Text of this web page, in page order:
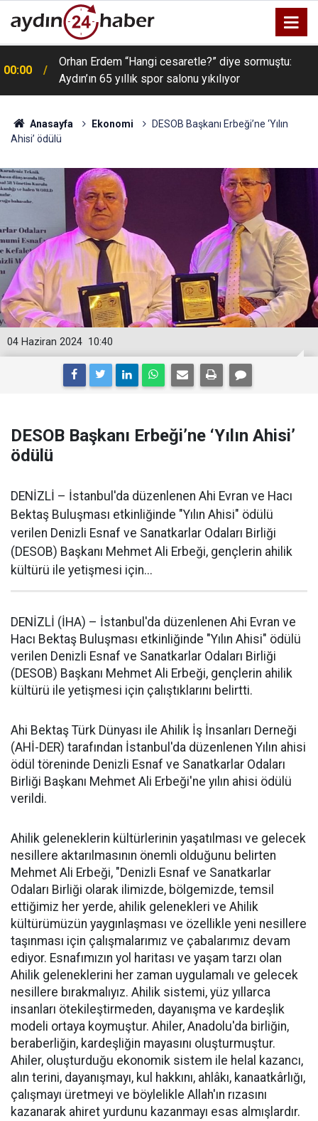
00:00
Orhan Erdem “Hangi cesaretle?” diye sormuştu:
Aydın’ın 65 yıllık spor salonu yıkılıyor
Anasayfa Ekonomi
DESOB Başkanı Erbeği’ne ‘Yılın
Ahisi’ ödülü
10:40
04 Haziran 2024
DESOB Başkanı Erbeği’ne ‘Yılın Ahisi’
ödülü
DENİZLİ – İstanbul'da düzenlenen Ahi Evran ve Hacı
Bektaş Buluşması etkinliğinde "Yılın Ahisi" ödülü
verilen Denizli Esnaf ve Sanatkarlar Odaları Birliği
(DESOB) Başkanı Mehmet Ali Erbeği, gençlerin ahilik
kültürü ile yetişmesi için...
DENİZLİ (İHA) – İstanbul'da düzenlenen Ahi Evran ve
Hacı Bektaş Buluşması etkinliğinde "Yılın Ahisi" ödülü
verilen Denizli Esnaf ve Sanatkarlar Odaları Birliği
(DESOB) Başkanı Mehmet Ali Erbeği, gençlerin ahilik
kültürü ile yetişmesi için çalıştıklarını belirtti.
Ahi Bektaş Türk Dünyası ile Ahilik İş İnsanları Derneği
(AHİ-DER) tarafından İstanbul'da düzenlenen Yılın ahisi
ödül töreninde Denizli Esnaf ve Sanatkarlar Odaları
Birliği Başkanı Mehmet Ali Erbeği'ne yılın ahisi ödülü
verildi.
Ahilik geleneklerin kültürlerinin yaşatılması ve gelecek
nesillere aktarılmasının önemli olduğunu belirten
Mehmet Ali Erbeği, "Denizli Esnaf ve Sanatkarlar
Odaları Birliği olarak ilimizde, bölgemizde, temsil
ettiğimiz her yerde, ahilik gelenekleri ve Ahilik
kültürümüzün yaygınlaşması ve özellikle yeni nesillere
taşınması için çalışmalarımız ve çabalarımız devam
ediyor. Esnafımızın yol haritası ve yaşam tarzı olan
Ahilik geleneklerini her zaman uygulamalı ve gelecek
nesillere bırakmalıyız. Ahilik sistemi, yüz yıllarca
insanları ötekileştirmeden, dayanışma ve kardeşlik
modeli ortaya koymuştur. Ahiler, Anadolu'da birliğin,
beraberliğin, kardeşliğin mayasını oluşturmuştur.
Ahiler, oluşturduğu ekonomik sistem ile helal kazancı,
alın terini, dayanışmayı, kul hakkını, ahlâkı, kanaatkârlığı,
çalışmayı üretmeyi ve böylelikle Allah'ın rızasını
kazanarak ahiret yurdunu kazanmayı esas almışlardır.